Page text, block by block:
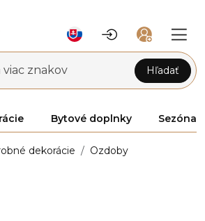
viac znakov Hľadať
Bytové doplnky Sezóna
dekorácie Ozdoby